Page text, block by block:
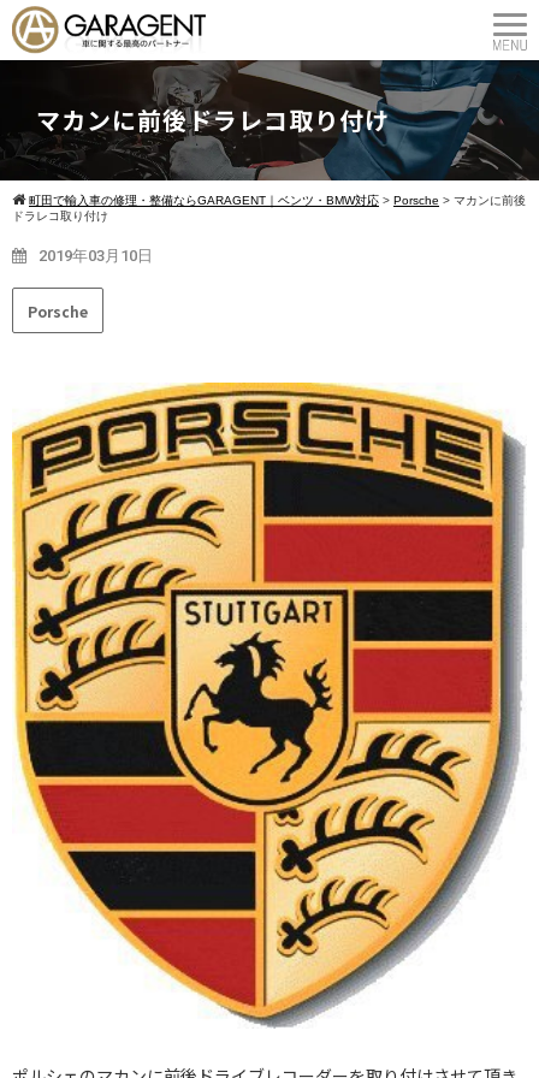
マカンに前後ドラレコ取り付け
町田で輸入車の修理・整備ならGARAGENT｜ベンツ・BMW対応 > Porsche > マカンに前後
ドラレコ取り付け
2019年03月10日
Porsche